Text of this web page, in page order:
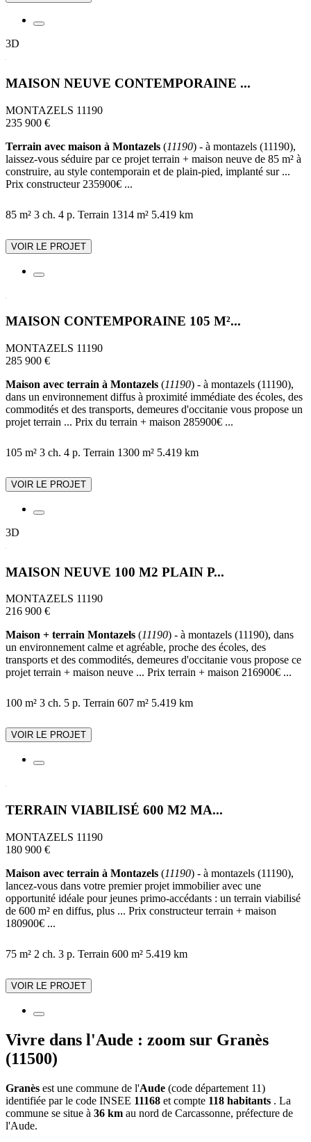
3D
MAISON NEUVE CONTEMPORAINE ...
MONTAZELS 11190
235 900 €
Terrain avec maison à Montazels (11190) - à montazels (11190),
laissez-vous séduire par ce projet terrain + maison neuve de 85 m² à
construire, au style contemporain et de plain-pied, implanté sur ...
Prix constructeur 235900€ ...
85 m² 3 ch. 4 p. Terrain 1314 m² 5.419 km
VOIR LE PROJET
MAISON CONTEMPORAINE 105 M²...
MONTAZELS 11190
285 900 €
Maison avec terrain à Montazels (11190) - à montazels (11190),
dans un environnement diffus à proximité immédiate des écoles, des
commodités et des transports, demeures d'occitanie vous propose un
projet terrain ... Prix du terrain + maison 285900€ ...
105 m² 3 ch. 4 p. Terrain 1300 m² 5.419 km
VOIR LE PROJET
3D
MAISON NEUVE 100 M2 PLAIN P...
MONTAZELS 11190
216 900 €
Maison + terrain Montazels (11190) - à montazels (11190), dans
un environnement calme et agréable, proche des écoles, des
transports et des commodités, demeures d'occitanie vous propose ce
projet terrain + maison neuve ... Prix terrain + maison 216900€ ...
100 m² 3 ch. 5 p. Terrain 607 m² 5.419 km
VOIR LE PROJET
TERRAIN VIABILISÉ 600 M2 MA...
MONTAZELS 11190
180 900 €
Maison avec terrain à Montazels (11190) - à montazels (11190),
lancez-vous dans votre premier projet immobilier avec une
opportunité idéale pour jeunes primo-accédants : un terrain viabilisé
de 600 m² en diffus, plus ... Prix constructeur terrain + maison
180900€ ...
75 m² 2 ch. 3 p. Terrain 600 m² 5.419 km
VOIR LE PROJET
Vivre dans l'Aude : zoom sur Granès
(11500)
Granès est une commune de l'Aude (code département 11)
identifiée par le code INSEE 11168 et compte 118 habitants . La
commune se situe à 36 km au nord de Carcassonne, préfecture de
l'Aude.